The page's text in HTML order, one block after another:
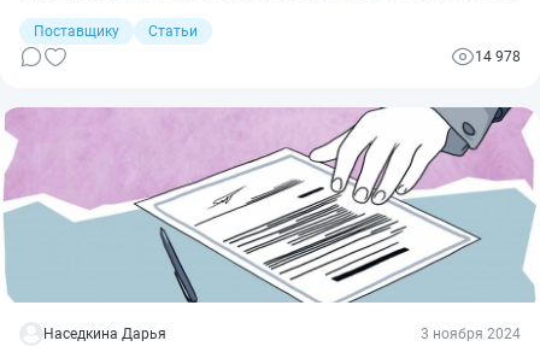
решения.
Поставщику
Статьи
14 978
Наседкина Дарья 3 ноября 2024